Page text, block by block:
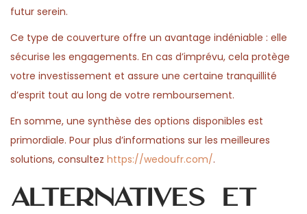
futur serein.
Ce type de couverture offre un avantage indéniable : elle
sécurise les engagements. En cas d’imprévu, cela protège
votre investissement et assure une certaine tranquillité
d’esprit tout au long de votre remboursement.
En somme, une synthèse des options disponibles est
primordiale. Pour plus d’informations sur les meilleures
solutions, consultez https://wedoufr.com/.
Alternatives et